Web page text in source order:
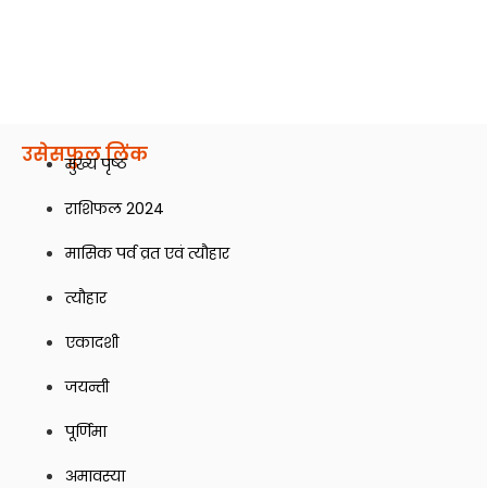
उसेसफ़ुल लिंक
मुख्य पृष्ठ
राशिफल 2024
मासिक पर्व व्रत एवं त्यौहार
त्यौहार
एकादशी
जयन्ती
पूर्णिमा
अमावस्या